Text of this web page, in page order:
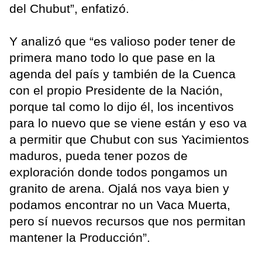
del Chubut”, enfatizó.
Y analizó que “es valioso poder tener de
primera mano todo lo que pase en la
agenda del país y también de la Cuenca
con el propio Presidente de la Nación,
porque tal como lo dijo él, los incentivos
para lo nuevo que se viene están y eso va
a permitir que Chubut con sus Yacimientos
maduros, pueda tener pozos de
exploración donde todos pongamos un
granito de arena. Ojalá nos vaya bien y
podamos encontrar no un Vaca Muerta,
pero sí nuevos recursos que nos permitan
mantener la Producción”.